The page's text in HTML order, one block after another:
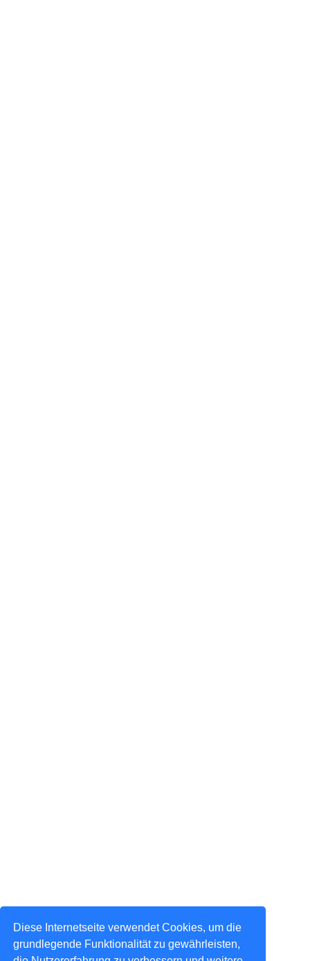
Diese Internetseite verwendet Cookies, um die
grundlegende Funktionalität zu gewährleisten,